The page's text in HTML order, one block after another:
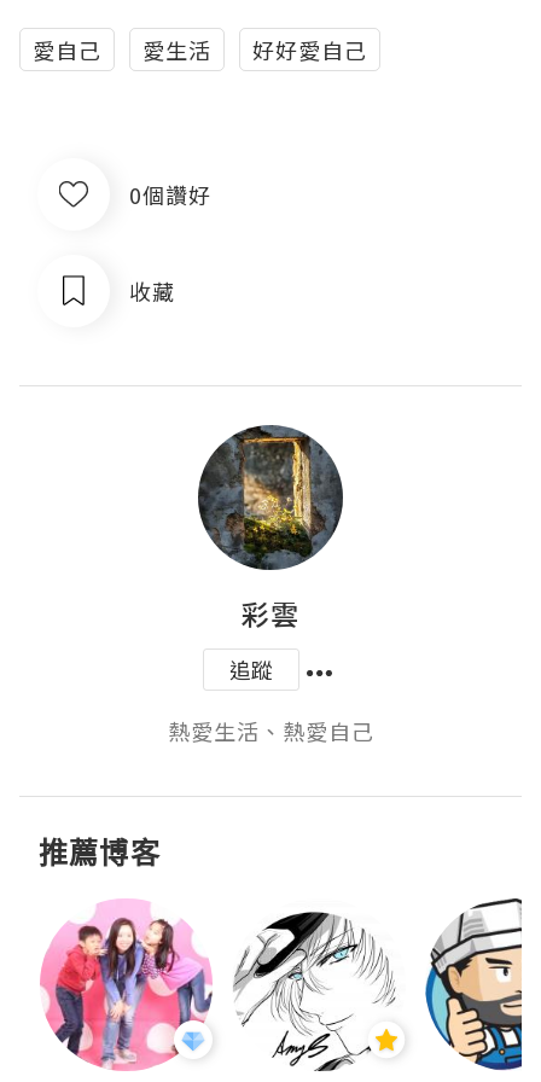
愛自己 愛生活 好好愛自己
0個讚好
收藏
彩雲
追蹤
熱愛生活、熱愛自己
推薦博客